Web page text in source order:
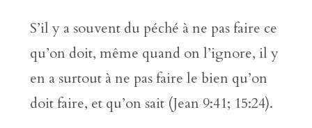
S’il y a souvent du péché à ne pas faire ce
qu’on doit, même quand on l’ignore, il y
en a surtout à ne pas faire le bien qu’on
doit faire, et qu’on sait (Jean 9:41; 15:24).